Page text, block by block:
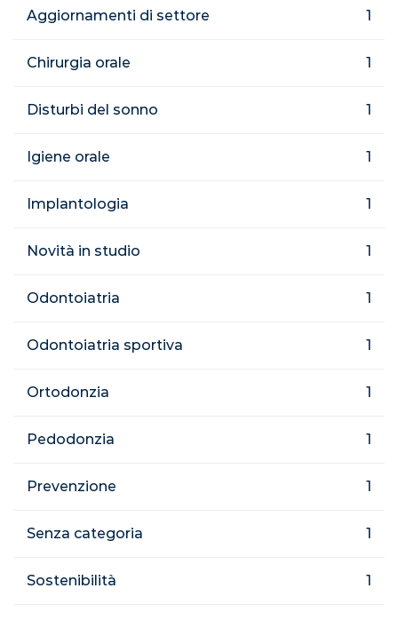
Aggiornamenti di settore 1
Chirurgia orale 1
Disturbi del sonno 1
Igiene orale 1
Implantologia 1
Novità in studio 1
Odontoiatria 1
Odontoiatria sportiva 1
Ortodonzia 1
Pedodonzia 1
Prevenzione 1
Senza categoria 1
Sostenibilità 1